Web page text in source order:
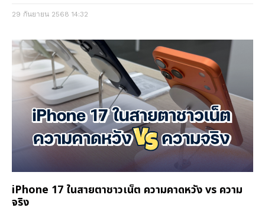
29 กันยายน 2568 14:32
iPhone 17 ในสายตาชาวเน็ต ความคาดหวัง vs ความ
จริง